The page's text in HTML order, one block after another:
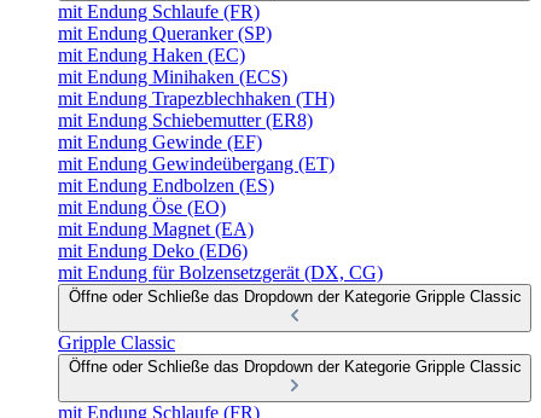
mit Endung Schlaufe (FR)
mit Endung Queranker (SP)
mit Endung Haken (EC)
mit Endung Minihaken (ECS)
mit Endung Trapezblechhaken (TH)
mit Endung Schiebemutter (ER8)
mit Endung Gewinde (EF)
mit Endung Gewindeübergang (ET)
mit Endung Endbolzen (ES)
mit Endung Öse (EO)
mit Endung Magnet (EA)
mit Endung Deko (ED6)
mit Endung für Bolzensetzgerät (DX, CG)
Öffne oder Schließe das Dropdown der Kategorie Gripple Classic
Gripple Classic
Öffne oder Schließe das Dropdown der Kategorie Gripple Classic
mit Endung Schlaufe (FR)